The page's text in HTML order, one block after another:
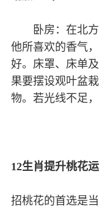
卧房：在北方
他所喜欢的香气
好。床罩、床单
果要摆设观叶盆
物。若光线不足
12生肖提升桃花
招桃花的首选是